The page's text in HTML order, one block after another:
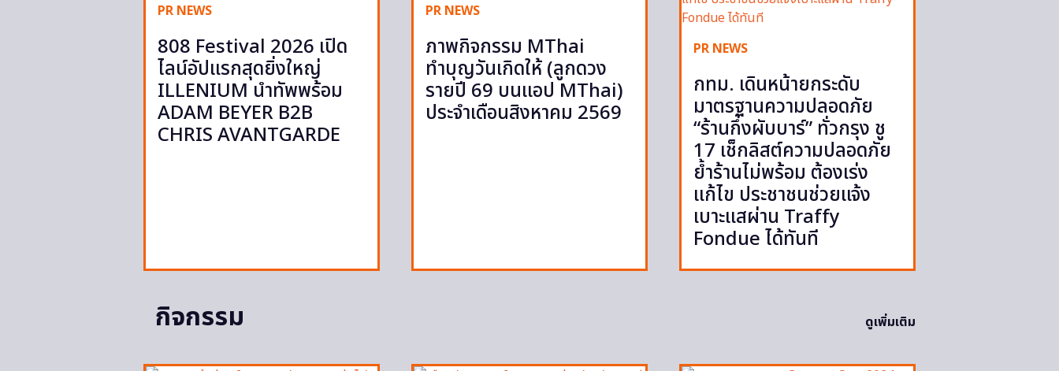
PR NEWS
808 Festival 2026 เปิด
ไลน์อัปแรกสุดยิ่งใหญ่
ILLENIUM นำทัพพร้อม
ADAM BEYER B2B
CHRIS AVANTGARDE
PR NEWS
ภาพกิจกรรม MThai
ทำบุญวันเกิดให้ (ลูกดวง
รายปี 69 บนแอป MThai)
ประจำเดือนสิงหาคม 2569
PR NEWS
กทม. เดินหน้ายกระดับ
มาตรฐานความปลอดภัย
“ร้านกึ่งผับบาร์” ทั่วกรุง ชู
17 เช็กลิสต์ความปลอดภัย
ย้ำร้านไม่พร้อม ต้องเร่ง
แก้ไข ประชาชนช่วยแจ้ง
เบาะแสผ่าน Traffy
Fondue ได้ทันที
กิจกรรม ดูเพิ่มเติม